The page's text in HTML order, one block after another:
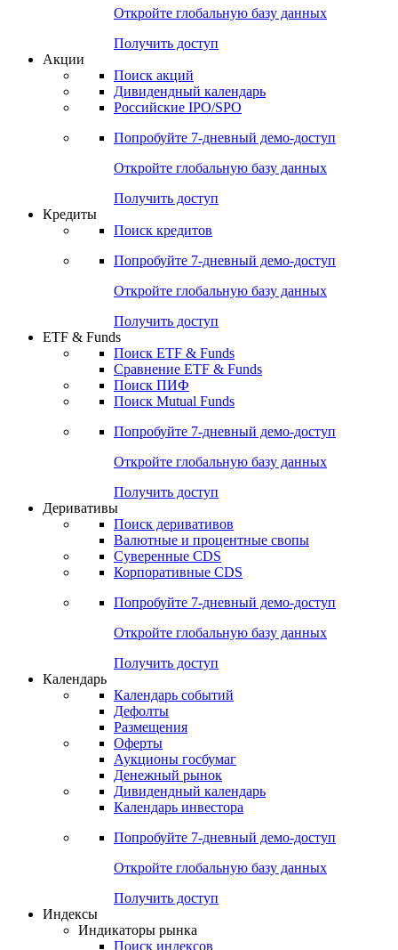
Опросы
Попробуйте7-дневный
Откройте глобальную базу данных
Получить доступ
Поиск акций
Российские IPO/SPO
Попробуйте7-дневный
Откройте глобальную базу данных
Получить доступ
Поиск кредитов
Попробуйте7-дневный
Откройте глобальную базу данных
Получить доступ
ETF & Funds
Сравнение ETF & Funds
Поиск Mutual Funds
Попробуйте7-дневный
Откройте глобальную базу данных
Получить доступ
Деривативы
Валютные и процентные свопы
Корпоративные CDS
Попробуйте7-дневный
Откройте глобальную базу данных
Получить доступ
Календарь
Календарь событий
Дефолты
Размещения
Оферты
Денежный рынок
Календарь инвестора
Попробуйте7-дневный
Откройте глобальную базу данных